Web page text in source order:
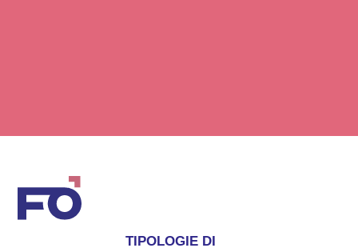
TIPOLOGIE DI